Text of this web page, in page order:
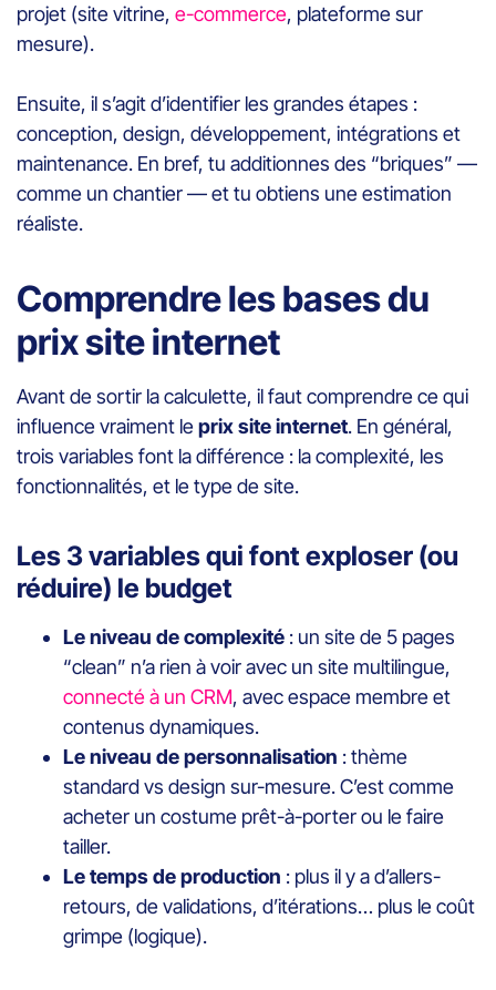
projet (site vitrine, e-commerce, plateforme sur
mesure).
Ensuite, il s’agit d’identifier les grandes étapes :
conception, design, développement, intégrations et
maintenance. En bref, tu additionnes des “briques” —
comme un chantier — et tu obtiens une estimation
réaliste.
Comprendre les bases du
prix site internet
Avant de sortir la calculette, il faut comprendre ce qui
influence vraiment leprix site internet. En général,
trois variables font la différence : la complexité, les
fonctionnalités, et le type de site.
Les 3 variables qui font exploser (ou
réduire) le budget
Le niveau de complexité : un site de 5 pages
“clean” n’a rien à voir avec un site multilingue,
connecté à un CRM, avec espace membre et
contenus dynamiques.
Le niveau de personnalisation : thème
standard vs design sur-mesure. C’est comme
acheter un costume prêt-à-porter ou le faire
tailler.
Le temps de production : plus il y a d’allers-
retours, de validations, d’itérations… plus le coût
grimpe (logique).